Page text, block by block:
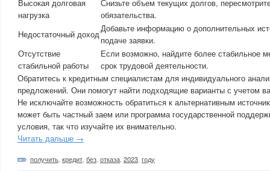
Высокая долговая
нагрузка
Снизьте объем текущих долгов,
обязательства.
Недостаточный доход
Добавьте информацию о дополнительных
подаче заявки.
Отсутствие
стабильной работы
Если возможно, найдите более стабильное
срок трудовой деятельности.
Обратитесь к кредитным специалистам для индивидуального
предложений. Они помогут найти подходящие варианты с учетом
Не исключайте возможность обратиться к альтернативным
может быть частный заем или программа государственной
условия, так что изучайте их внимательно.
Читать дальше →
получить кредит без отказа 2023 году